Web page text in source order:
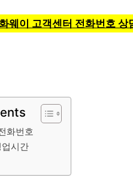
웨이 고객센터 전화번호 상
화번호
시간